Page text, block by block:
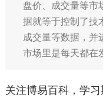
盘价、成交量等市
据就等于控制了技
成交量等数据，并
市场里是每天都在
关注博易百科，学